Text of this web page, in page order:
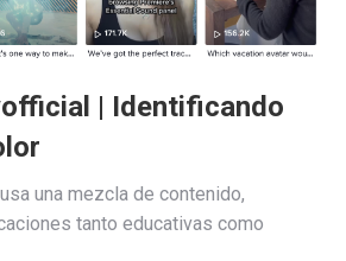
| Identificando
una mezcla de contenido,
tanto educativas como